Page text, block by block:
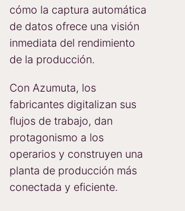
cómo la captura automática
de datos ofrece una visión
inmediata del rendimiento
de la producción.
Con Azumuta, los
fabricantes digitalizan sus
flujos de trabajo, dan
protagonismo a los
operarios y construyen una
planta de producción más
conectada y eficiente.